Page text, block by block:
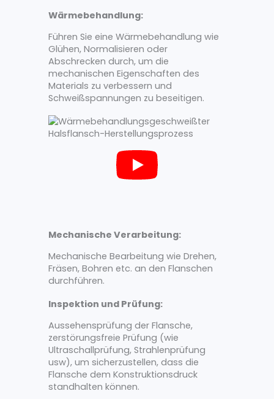
Wärmebehandlung:
Führen Sie eine Wärmebehandlung wie
Glühen, Normalisieren oder
Abschrecken durch, um die
mechanischen Eigenschaften des
Materials zu verbessern und
Schweißspannungen zu beseitigen.
Mechanische Verarbeitung:
Mechanische Bearbeitung wie Drehen,
Fräsen, Bohren etc. an den Flanschen
durchführen.
Inspektion und Prüfung:
Aussehensprüfung der Flansche,
zerstörungsfreie Prüfung (wie
Ultraschallprüfung, Strahlenprüfung
usw), um sicherzustellen, dass die
Flansche dem Konstruktionsdruck
standhalten können.